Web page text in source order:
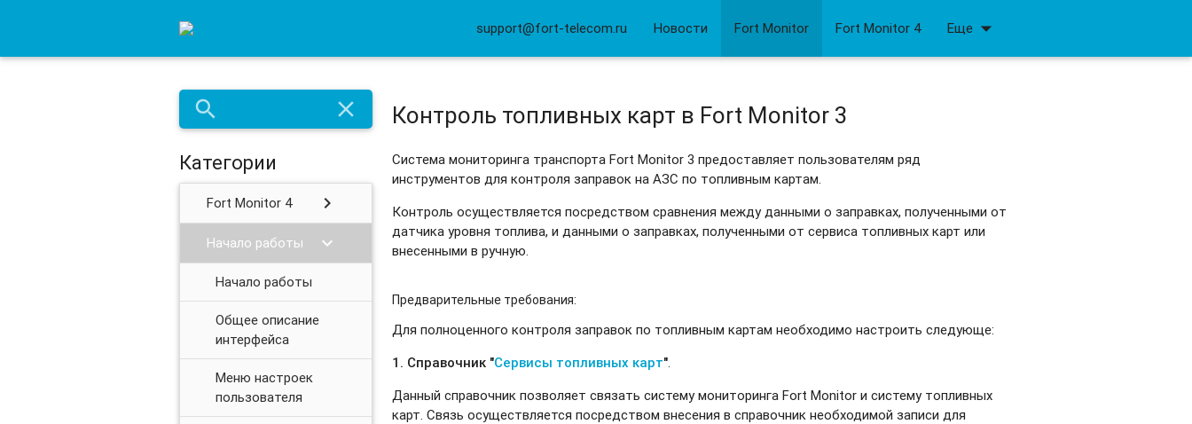
support@fort-telecom.ru Новости Fort Monitor Fort Monitor 4 Еще arrow_drop_down
search close
Категории
Fort Monitor 4 chevron_right
Начало работы chevron_right
Начало работы
Общее описание
интерфейса
Меню настроек
пользователя
Контроль топливных карт в Fort Monitor 3
Система мониторинга транспорта Fort Monitor 3 предоставляет пользователям ряд
инструментов для контроля заправок на АЗС по топливным картам.
Контроль осуществляется посредством сравнения между данными о заправках, полученными от
датчика уровня топлива, и данными о заправках, полученными от сервиса топливных карт или
внесенными в ручную.
Предварительные требования:
Для полноценного контроля заправок по топливным картам необходимо настроить следующе:
1. Справочник "Сервисы топливных карт"
Данный справочник позволяет связать систему мониторинга Fort Monitor и систему топливных
карт. Связь осуществляется посредством внесения в справочник необходимой записи для